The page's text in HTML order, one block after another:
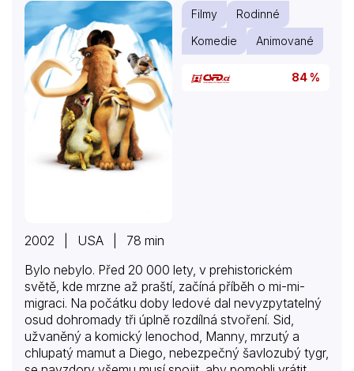
Filmy
Rodinné
Komedie
Animované
84 %
2002 | USA | 78 min
Bylo nebylo. Před 20 000 lety, v prehistorickém
světě, kde mrzne až praští, začíná příběh o mi-mi-
migraci. Na počátku doby ledové dal nevyzpytatelný
osud dohromady tři úplně rozdílná stvoření. Sid,
užvaněný a komický lenochod, Manny, mrzutý a
chlupatý mamut a Diego, nebezpečný šavlozubý tygr,